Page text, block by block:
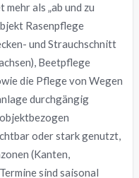
als „ab und zu
Rasenpflege
und Strauchschnitt
Beetpflege
die Pflege von Wegen
durchgängig
oder stark genutzt,
(Kanten,
sind saisonal